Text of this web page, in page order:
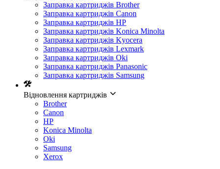
Заправка картриджів Brother
Заправка картриджів Canon
Заправка картриджів HP
Заправка картриджів Konica Minolta
Заправка картриджів Kyocera
Заправка картриджів Lexmark
Заправка картриджів Oki
Заправка картриджів Panasonic
Заправка картриджів Samsung
Відновлення картриджів
Brother
Canon
HP
Konica Minolta
Oki
Samsung
Xerox